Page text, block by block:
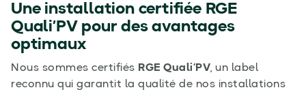
Une installation certifiée RGE
Quali’PV pour des avantages
optimaux
Nous sommes certifiés RGE Quali’PV, un label
reconnu qui garantit la qualité de nos installations